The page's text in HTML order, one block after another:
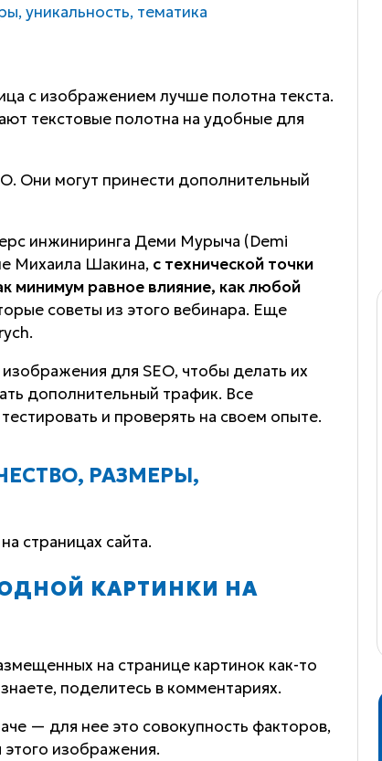
уникальность, тематика
с изображением лучше полотна текста.
текстовые полотна на удобные для
Они могут принести дополнительный
инжиниринга Деми Мурыча (Demi
Михаила Шакина, с технической точки
минимум равное влияние, как любой
советы из этого вебинара. Еще
для SEO, чтобы делать их
дополнительный трафик. Все
и проверять на своем опыте.
РАЗМЕРЫ,
страницах сайта.
ОДНОЙ КАРТИНКИ НА
на странице картинок как-то
поделитесь в комментариях.
— для нее это совокупность факторов,
изображения.